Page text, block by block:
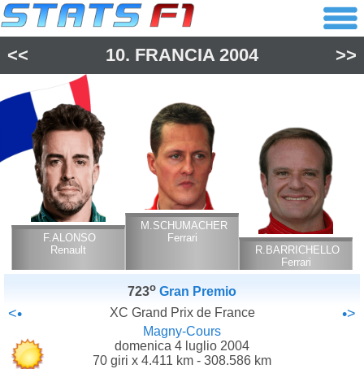
<< 10. FRANCIA 2004 >>
F.ALONSO
Renault
M.SCHUMACHER
Ferrari
R.BARRICHELLO
Ferrari
723o Gran Premio
<• XC Grand Prix de France •>
Magny-Cours
domenica 4 luglio 2004
70 giri x 4.411 km - 308.586 km